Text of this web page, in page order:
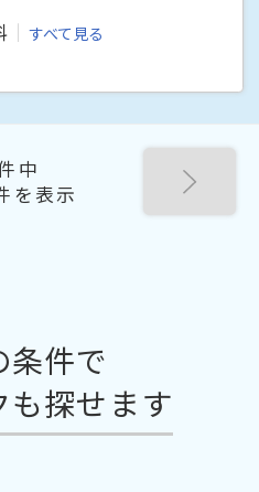
すべて見る
中
を表示
条件で
も探せます